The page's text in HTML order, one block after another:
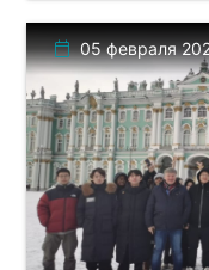
05 февраля